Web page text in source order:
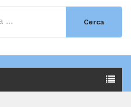
Cerca